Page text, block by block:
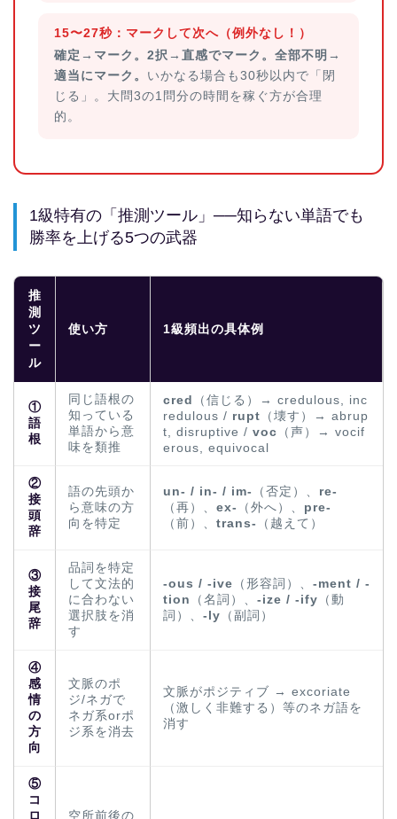
15〜27秒：マークして次へ（例外なし！）
確定→マーク。2択→直感でマーク。全部不明→
適当にマーク。 いかなる場合も30秒以内で「閉
じる」。大問3の1問分の時間を稼ぐ方が合理
的。
1級特有の「推測ツール」──知らない単語でも
勝率を上げる5つの武器
推
測
ツ
ー
ル
使い方 1級頻出の具体例
①
語
根
同じ語根の
知っている
単語から意
味を類推
cred
（信じる）→ credulous, inc
redulous / rupt （壊す）→ abrup
t, disruptive / voc （声）→ vocif
erous, equivocal
②
接
頭
辞
語の先頭か
ら意味の方
向を特定
un- / in- / im- （否定）、 re-
（再）、 ex- （外へ）、 pre-
（前）、 trans- （越えて）
③
接
尾
辞
品詞を特定
して文法的
に合わない
選択肢を消
す
-ous / -ive （形容詞）、 -ment / -
tion
（名詞）、 -ize / -ify （動
詞）、 -ly （副詞）
④
感
情
の
方
向
文脈のポ
ジ/ネガで
ネガ系orポ
ジ系を消去
文脈がポジティブ → excoriate
（激しく非難する）等のネガ語を
消す
⑤
コ
ロ
空所前後の